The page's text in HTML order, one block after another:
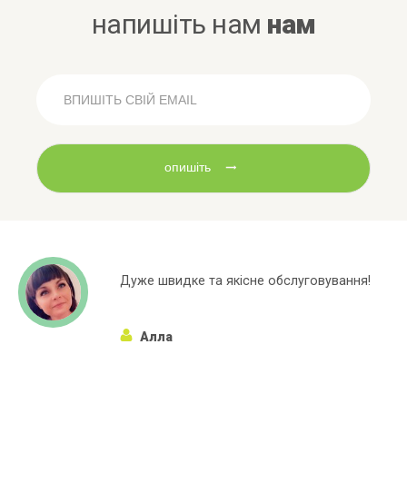
напишіть нам нам
опишіть
Дуже швидке та якісне обслуговування!
Алла